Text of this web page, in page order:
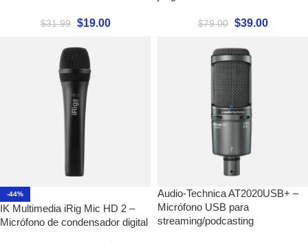
$31.99 $19.00 $79.00 $39.00
-44%
IK Multimedia iRig Mic HD 2 –
Micrófono de condensador digital
Audio-Technica AT2020USB+ –
Micrófono USB para
streaming/podcasting